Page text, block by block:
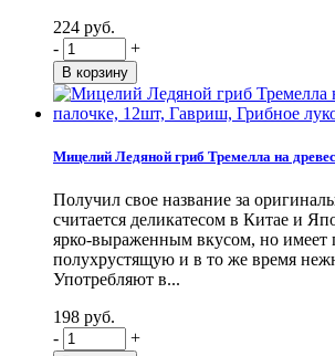
224 руб.
-
+
Мицелий Ледяной гриб Тремелла на
Получил свое название за
считается деликатесом в Китае и
ярко-выраженным вкусом, но имеет
полухрустящую и в то же время
Употребляют в...
198 руб.
-
+